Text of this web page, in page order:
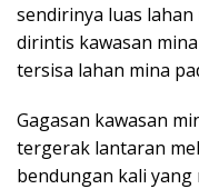
sendirinya luas
dirintis kawasan
tersisa lahan mina
Gagasan kawasan
tergerak lantaran
bendungan kali